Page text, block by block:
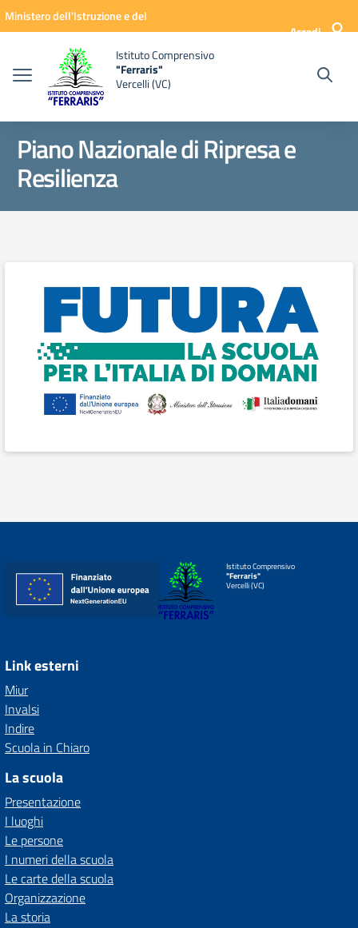
Vai ai contenuti
Vai al menu di navigazione
Vai al footer
Ministero dell'Istruzione e del
Accedi
Istituto Comprensivo
"Ferraris"
Vercelli (VC)
Piano Nazionale di Ripresa e
Resilienza
Istituto Comprensivo
"Ferraris"
Vercelli (VC)
Link esterni
Miur
Invalsi
Indire
Scuola in Chiaro
La scuola
Presentazione
I luoghi
Le persone
I numeri della scuola
Le carte della scuola
Organizzazione
La storia